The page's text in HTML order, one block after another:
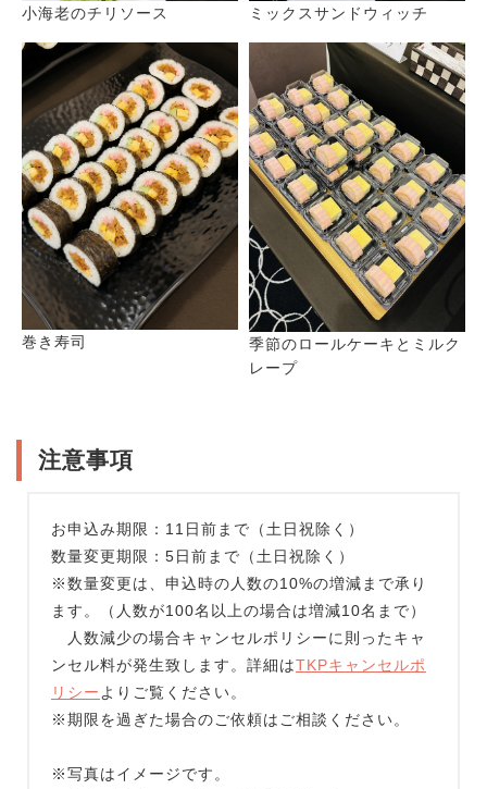
小海老のチリソース ミックスサンドウィッチ
巻き寿司
季節のロールケーキとミルク
レープ
注意事項
お申込み期限：11日前まで（土日祝除く）
数量変更期限：5日前まで（土日祝除く）
※数量変更は、申込時の人数の10%の増減まで承り
ます。（人数が100名以上の場合は増減10名まで）
人数減少の場合キャンセルポリシーに則ったキャ
ンセル料が発生致します。詳細はTKPキャンセルポ
リシー よりご覧ください。
※期限を過ぎた場合のご依頼はご相談ください。
※写真はイメージです。